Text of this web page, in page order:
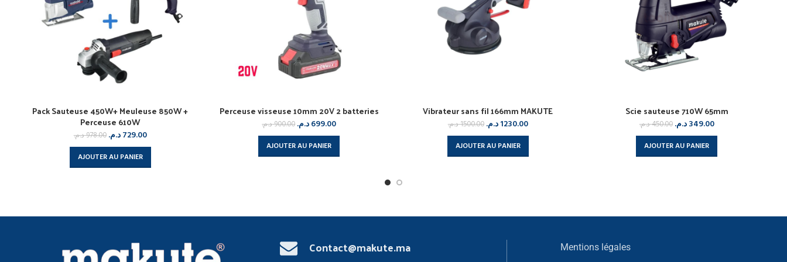
Pack Sauteuse 450W+ Meuleuse 850W +
Perceuse 610W
978.00د.م. 729.00د.م.
AJOUTER AU PANIER
Perceuse visseuse 10mm 20V 2 batteries
900.00د.م. 699.00د.م.
AJOUTER AU PANIER
Vibrateur sans fil 166mm MAKUTE
1500.00د.م. 1230.00د.م.
AJOUTER AU PANIER
Scie sauteuse 710W 65mm
450.00د.م. 349.00د.م.
AJOUTER AU PANIER
Contact@makute.ma Mentions légales